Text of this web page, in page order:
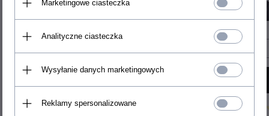
Marketingowe ciasteczka
Analityczne ciasteczka
Wysyłanie danych marketingowych
Reklamy spersonalizowane